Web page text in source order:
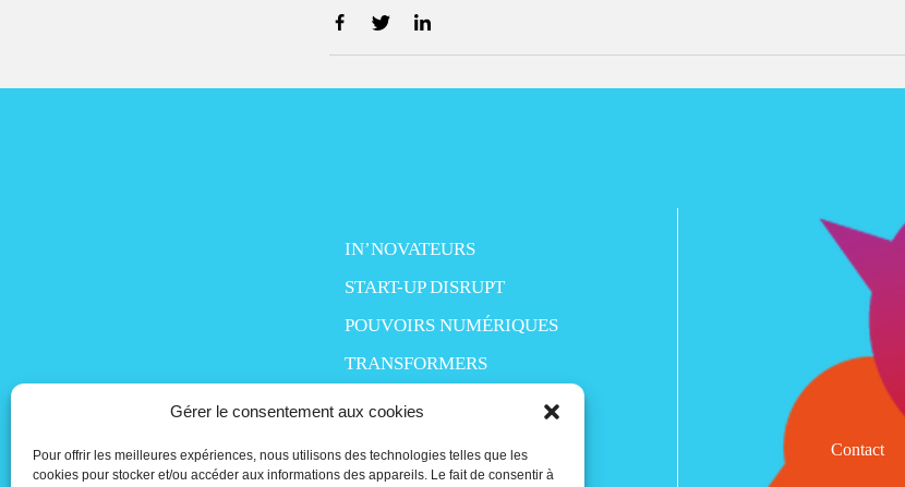
Gérer le consentement aux cookies
Pour offrir les meilleures expériences, nous utilisons des technologies telles que les
cookies pour stocker et/ou accéder aux informations des appareils. Le fait de consentir à
IN’NOVATEURS
START-UP DISRUPT
POUVOIRS NUMÉRIQUES
TRANSFORMERS
SMART LIFE
PEOPLE IN TECH
Contact